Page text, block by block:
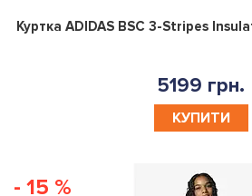
Куртка ADIDAS BSC 3-Stripes
5199 грн.
КУПИТИ
- 15 %